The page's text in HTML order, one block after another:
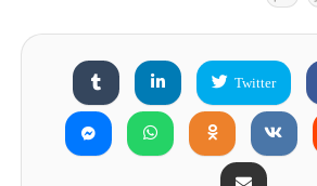
Twitter